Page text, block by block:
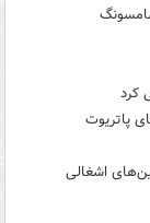
کرد
پاتریوت
اشغالی